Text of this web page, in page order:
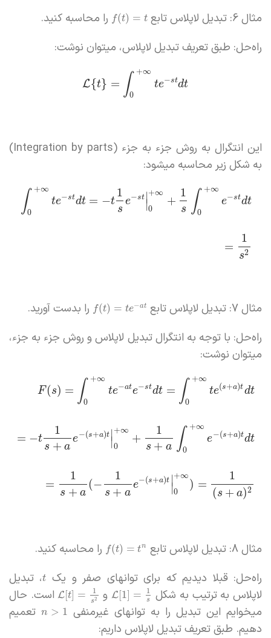
مثال 6: تبدیل لاپلاس تابع f(t) = t
را محاسبه کنید.
راه‌حل: طبق تعریف تبدیل لاپلاس، میتوان نوشت:
L{t} = ∫ +∞
0
te−stdt
این انتگرال به روش جزء به جزء (Integration by parts)
به شکل زیر محاسبه میشود:
∫ +∞
0
te−stdt = −t
1
s
e−st ∣
∣
+∞
0
+
1
s ∫ +∞
0
e−stdt
=
1
s2
مثال 7: تبدیل لاپلاس تابع f(t) = te−at
را بدست آورید.
راه‌حل: با توجه به انتگرال تبدیل لاپلاس و روش جزء به جزء،
میتوان نوشت:
F(s) = ∫ +∞
0
te−ate−stdt = ∫ +∞
0
te(s+a)tdt
= −t
1
s + a
e−(s+a)t ∣
∣
+∞
0
+
1
s + a ∫ +∞
0
e−(s+a)tdt
=
1
s + a
(−
1
s + a
e−(s+a)t ∣
∣
+∞
0
) =
1
(s + a)2
مثال 8: تبدیل لاپلاس تابع f(t) = tn
را محاسبه کنید.
راه‌حل: قبلا دیدیم که برای توانهای صفر و یک t، تبدیل
لاپلاس به ترتیب به شکل
L[1] = 1
s و L[t] = 1
s2
است. حال
میخوایم این تبدیل را به توانهای غیرمنفی
n > 1
تعمیم
دهیم. طبق تعریف تبدیل لاپلاس داریم: